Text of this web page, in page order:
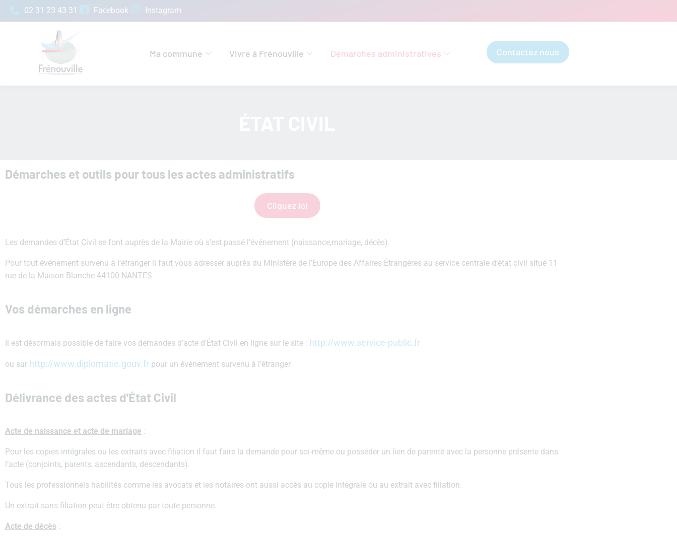
02 31 23 43 31 Facebook Instagram
Ma commune Vivre à Frénouville Démarches administratives Contactez nous
Démarches et outils pour tous les actes administratifs
Cliquez ici
Les demandes d’État Civil se font auprès de la Mairie où s’est passé l’événement (naissance,mariage, décès).
Pour tout événement survenu à l’étranger il faut vous adresser auprès du Ministère de l’Europe des Affaires Étrangères au service centrale d’état civil situé 11
rue de la Maison Blanche 44100 NANTES
Vos démarches en ligne
Il est désormais possible de faire vos demandes d’acte d’État Civil en ligne sur le site : http://www.service-public.fr
ou sur http://www.diplomatie.gouv.fr pour un évènement survenu à l’étranger
Délivrance des actes d'État Civil
Acte de naissance et acte de mariage :
Pour les copies intégrales ou les extraits avec filiation il faut faire la demande pour soi-même ou posséder un lien de parenté avec la personne présente dans
l’acte (conjoints, parents, ascendants, descendants).
Tous les professionnels habilités comme les avocats et les notaires ont aussi accès au copie intégrale ou au extrait avec filiation.
Un extrait sans filiation peut être obtenu par toute personne.
Acte de décès :